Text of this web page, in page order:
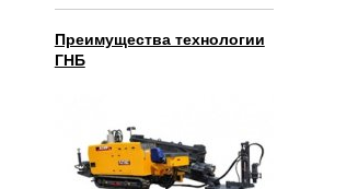
Преимущества технологии
ГНБ